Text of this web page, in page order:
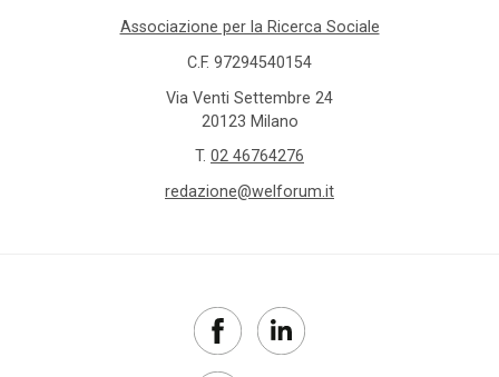
Associazione per la Ricerca Sociale
C.F. 97294540154
Via Venti Settembre 24
20123 Milano
T. 02 46764276
redazione@welforum.it